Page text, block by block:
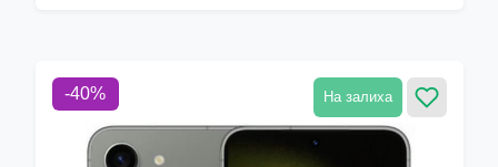
-40% На залиха